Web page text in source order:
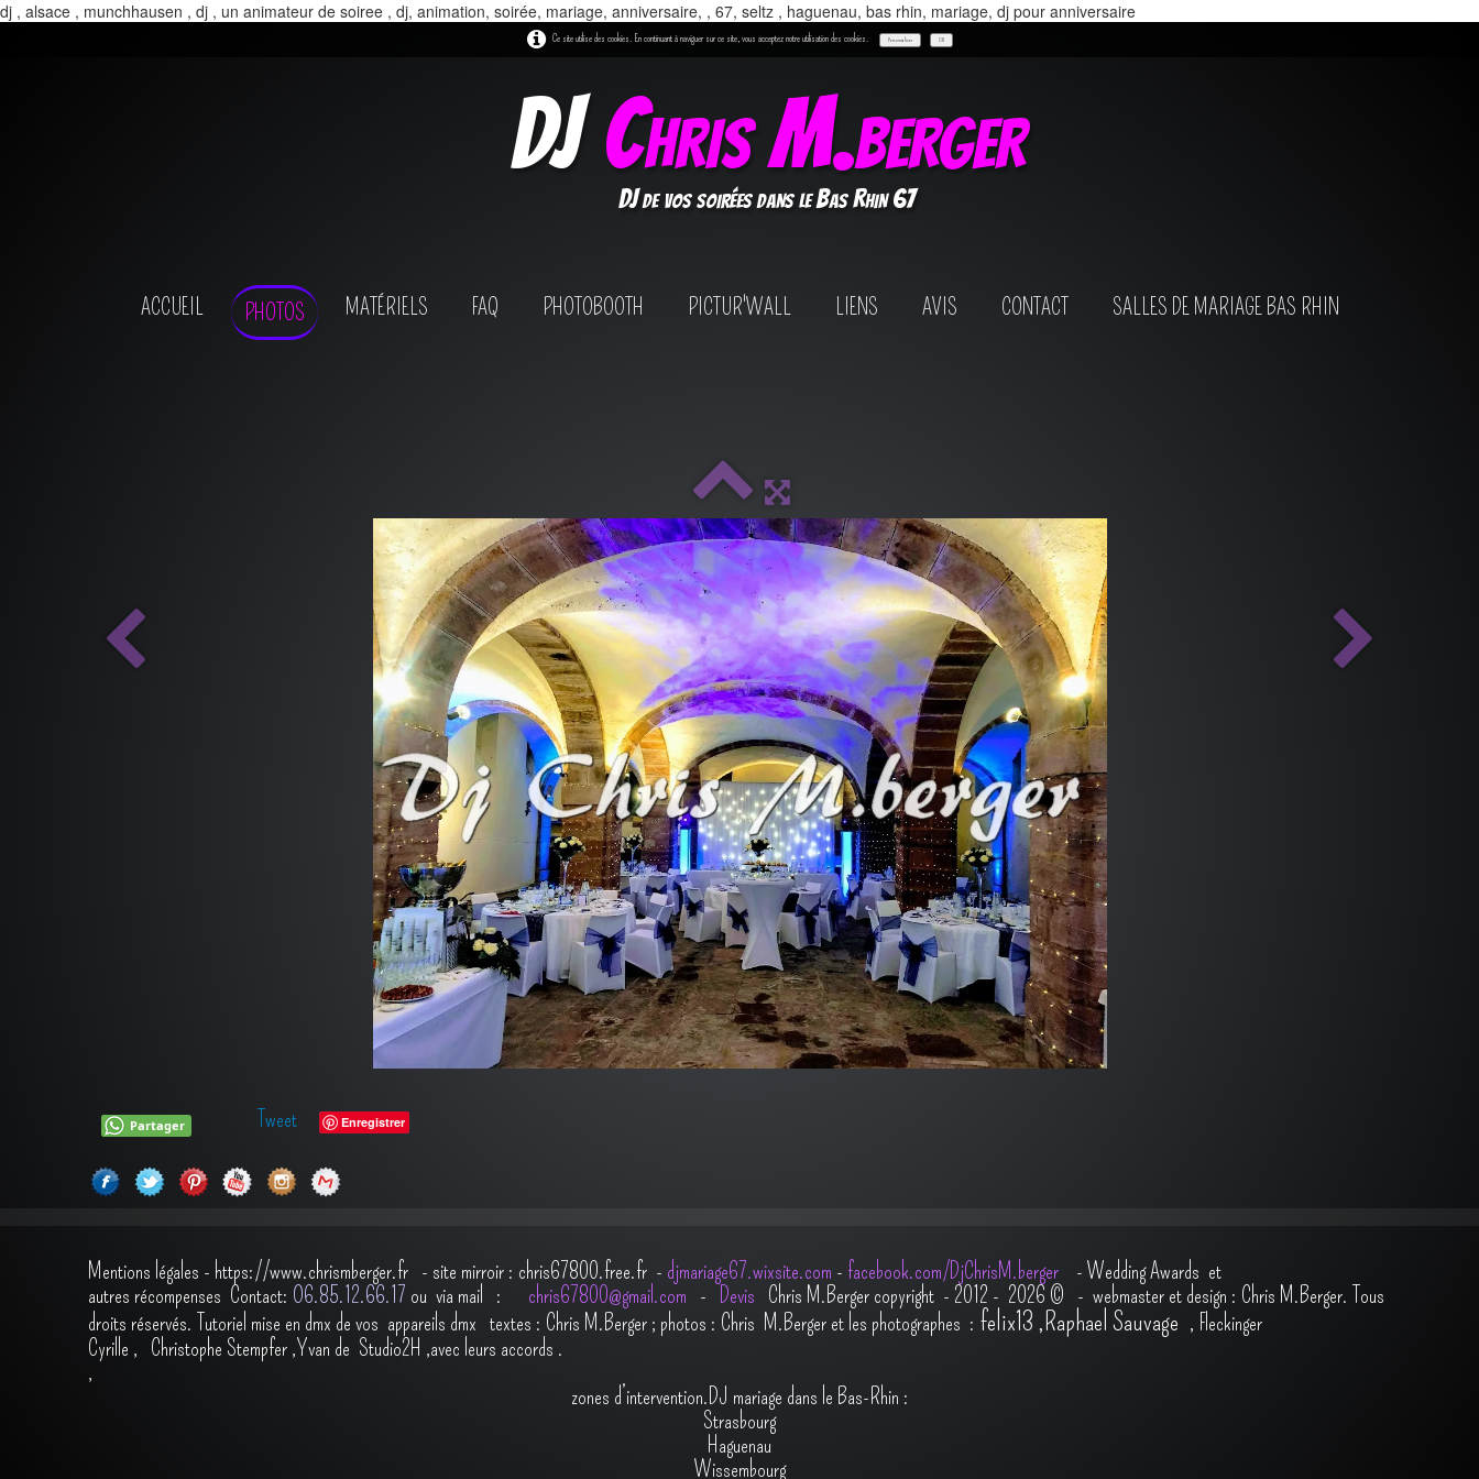
dj , alsace , munchhausen , dj , un animateur de soiree , dj, animation, soirée, mariage, anniversaire, , 67, seltz , haguenau, bas rhin, mariage, dj pour anniversaire
Ce site utilise des cookies. En continuant à naviguer sur ce site, vous acceptez notre utilisation des cookies. Personnaliser OK
DJChris M.berger
DJ de vos soirées dans le Bas Rhin 67
ACCUEIL PHOTOS MATÉRIELS FAQ PHOTOBOOTH PICTUR'WALL LIENS AVIS CONTACT SALLES DE MARIAGE BAS RHIN
Partager Tweet Enregistrer
Mentions légales - https://www.chrismberger.fr - site mirroir : chris67800.free.fr - djmariage67.wixsite.com - facebook.com/DjChrisM.berger - Wedding Awards et
autres récompenses Contact: O6.85.12.66.17 ou via mail : chris67800@gmail.com - Devis Chris M.Berger copyright - 2012 - 2026 © - webmaster et design : Chris M.Berger. Tous
droits réservés. Tutoriel mise en dmx de vos appareils dmx textes : Chris M.Berger ; photos : Chris M.Berger et les photographes : felix13 ,Raphael Sauvage , Fleckinger
Cyrille , Christophe Stempfer ,Yvan de Studio2H ,avec leurs accords .
,
zones d’intervention.DJ mariage dans le Bas-Rhin :
Strasbourg
Haguenau
Wissembourg